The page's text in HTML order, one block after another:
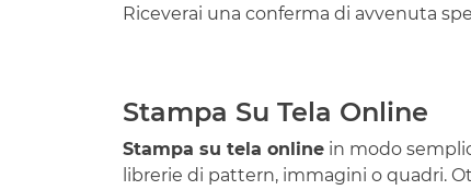
Riceverai una conferma di avvenuta
Stampa Su Tela Online
Stampa su tela online in modo
librerie di pattern, immagini o quadri.